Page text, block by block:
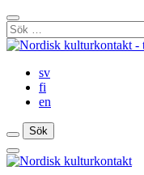
Gå
till
innehåll
Stäng
sökfält
Sök
efter:
sv
fi
en
Sök
Sök
Sök
Huvudmeny